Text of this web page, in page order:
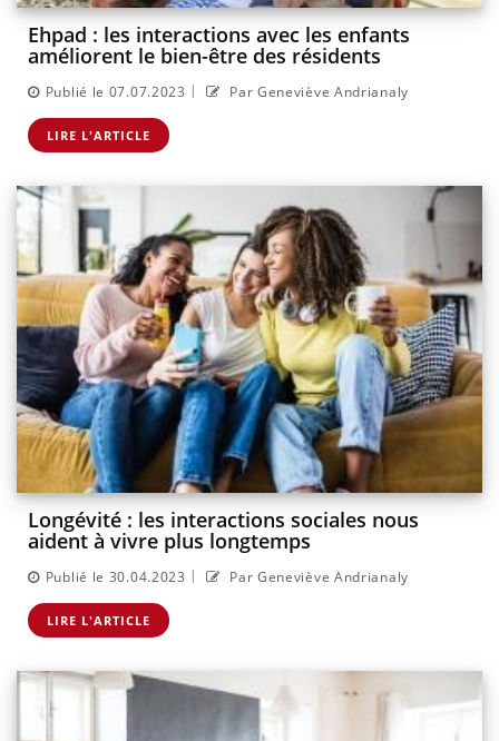
Ehpad : les interactions avec les enfants
améliorent le bien-être des résidents
Publié le 07.07.2023 | Par Geneviève Andrianaly
LIRE L'ARTICLE
Longévité : les interactions sociales nous
aident à vivre plus longtemps
Publié le 30.04.2023 | Par Geneviève Andrianaly
LIRE L'ARTICLE